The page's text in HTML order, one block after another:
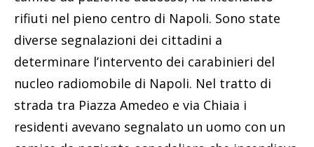
rifiuti nel pieno centro di Napoli. Sono state
diverse segnalazioni dei cittadini a
determinare l’intervento dei carabinieri del
nucleo radiomobile di Napoli. Nel tratto di
strada tra Piazza Amedeo e via Chiaia i
residenti avevano segnalato un uomo con un